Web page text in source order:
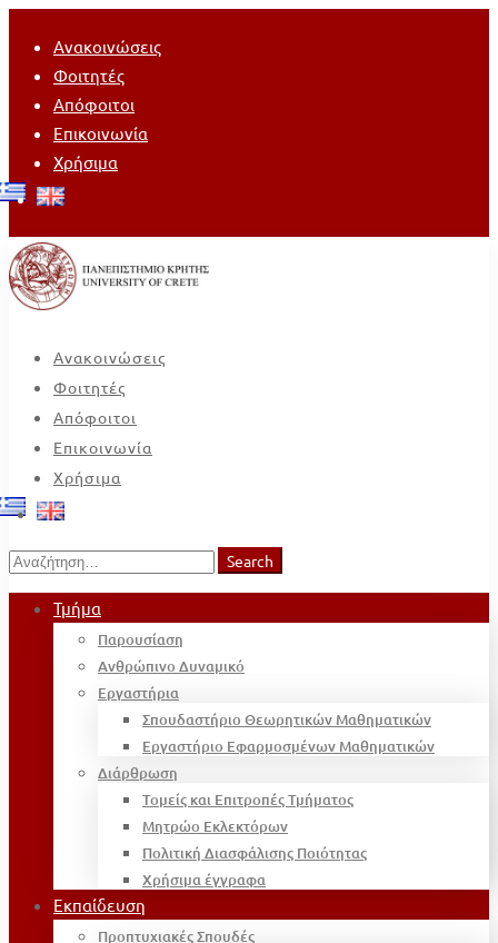
Ανακοινώσεις
Φοιτητές
Απόφοιτοι
Επικοινωνία
Χρήσιμα
Ανακοινώσεις
Φοιτητές
Απόφοιτοι
Επικοινωνία
Χρήσιμα
Search
for:
Search
Τμήμα
Παρουσίαση
Ανθρώπινο Δυναμικό
Εργαστήρια
Σπουδαστήριο Θεωρητικών Μαθηματικών
Εργαστήριο Εφαρμοσμένων Μαθηματικών
Διάρθρωση
Τομείς και Επιτροπές Τμήματος
Μητρώο Εκλεκτόρων
Πολιτική Διασφάλισης Ποιότητας
Χρήσιμα έγγραφα
Εκπαίδευση
Προπτυχιακές Σπουδές